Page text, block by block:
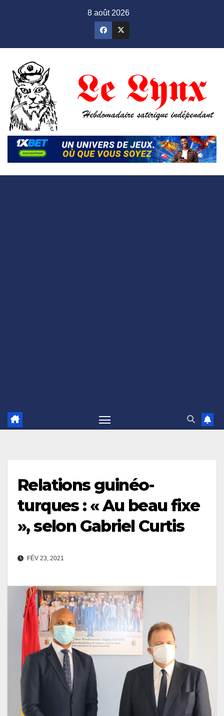
8 août 2026
Relations guinéo-
turques : « Au beau fixe
», selon Gabriel Curtis
FÉV 23, 2021